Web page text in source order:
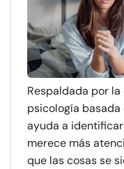
Respaldada por
psicología
ayuda a
merece más
que las cosas se